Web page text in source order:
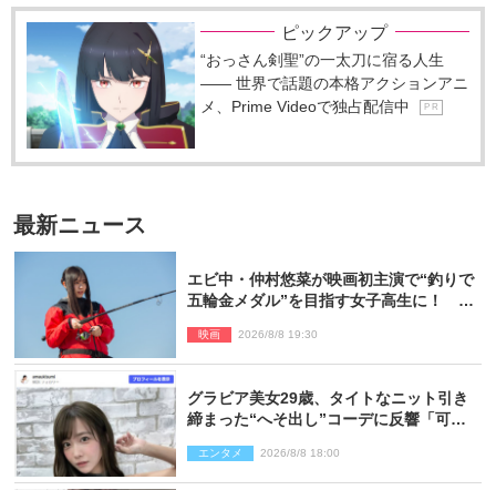
ピックアップ
“おっさん剣聖”の一太刀に宿る人生
―― 世界で話題の本格アクションアニ
メ、Prime Videoで独占配信中
P R
最新ニュース
エビ中・仲村悠菜が映画初主演で“釣りで
五輪金メダル”を目指す女子高生に！ 映
映画 2026/8/8 19:30
グラビア美女29歳、タイトなニット引き
締まった“へそ出し”コーデに反響「可愛
エンタメ 2026/8/8 18:00